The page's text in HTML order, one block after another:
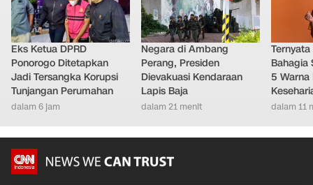
Eks Ketua DPRD
Ponorogo Ditetapkan
Jadi Tersangka Korupsi
Tunjangan Perumahan
dalam 6 jam
Negara di Ambang
Perang, Presiden
Dievakuasi Kendaraan
Lapis Baja
dalam 21 menit
Bahagia
5
dalam 11